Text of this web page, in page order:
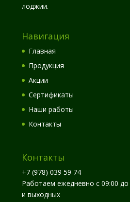
лоджии.
Навигация
Главная
Продукция
Акции
Сертификаты
Наши работы
Контакты
Контакты
+7 (978) 039 59 74
Работаем ежедневно с 09:00
и выходных